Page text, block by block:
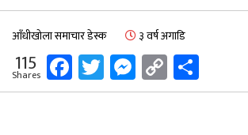
आँधीखोला समाचार डेस्क ३ वर्ष अगाडि
115
Shares Facebook
Twitter
Messenger
Copy
Link